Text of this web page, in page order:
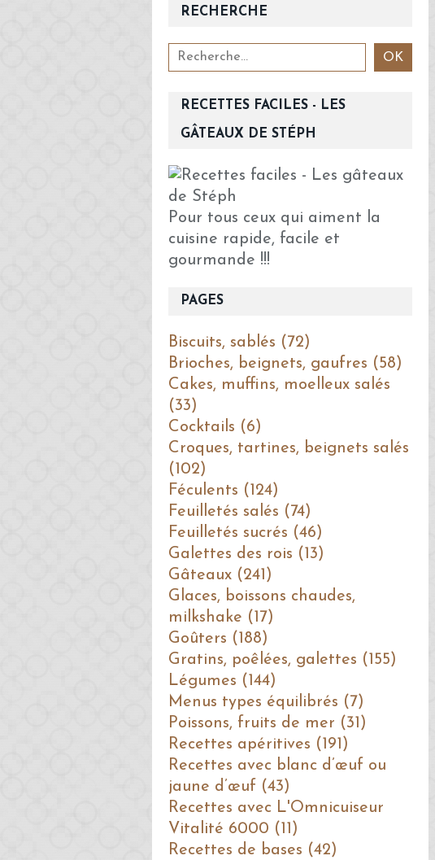
RECHERCHE
RECETTES FACILES - LES
GÂTEAUX DE STÉPH
Pour tous ceux qui aiment la
cuisine rapide, facile et
gourmande !!!
PAGES
Biscuits, sablés (72)
Brioches, beignets, gaufres (58)
Cakes, muffins, moelleux salés
(33)
Cocktails (6)
Croques, tartines, beignets salés
(102)
Féculents (124)
Feuilletés salés (74)
Feuilletés sucrés (46)
Galettes des rois (13)
Gâteaux (241)
Glaces, boissons chaudes,
milkshake (17)
Goûters (188)
Gratins, poêlées, galettes (155)
Légumes (144)
Menus types équilibrés (7)
Poissons, fruits de mer (31)
Recettes apéritives (191)
Recettes avec blanc d’œuf ou
jaune d’œuf (43)
Recettes avec L'Omnicuiseur
Vitalité 6000 (11)
Recettes de bases (42)